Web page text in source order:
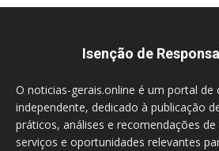
Isenção de
O noticias-gerais.online é um portal de
independente, dedicado à publicação
práticos, análises e recomendações
serviços e oportunidades relevantes